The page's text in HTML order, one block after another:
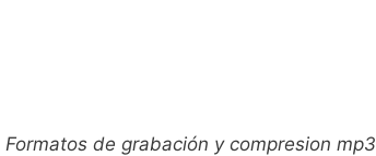
Formatos de grabación y compresion mp3